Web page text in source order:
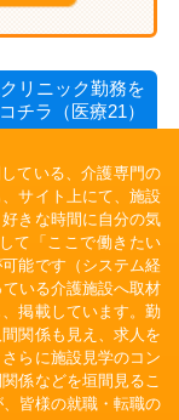
リニック勤務を
チラ（医療21）
ている、介護専門の
サイト上にて、施設
きな時間に自分の気
て「ここで働きたい
能です（システム経
いる介護施設へ取材
掲載しています。勤
関係も見え、求人を
らに施設見学のコン
係などを垣間見るこ
皆様の就職・転職の